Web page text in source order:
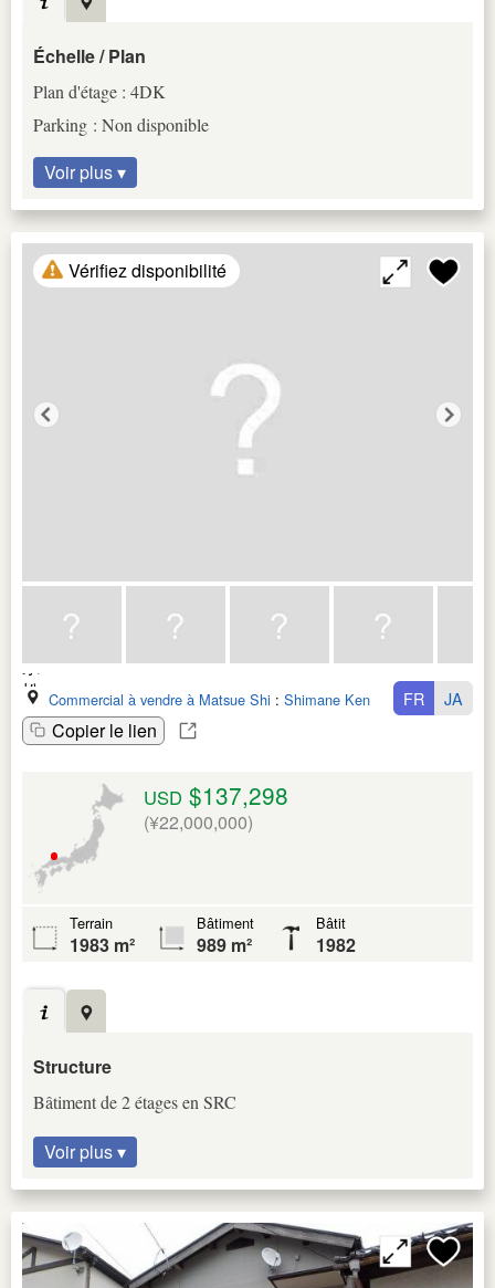
Échelle / Plan
Plan d'étage : 4DK
Parking : Non disponible
Voir plus ▾
Vérifiez disponibilité
Commercial à vendre à Matsue Shi : Shimane Ken
Copier le lien
FR JA
USD $137,298
(¥22,000,000)
Terrain
1983 m²
Bâtiment
989 m²
Bâtit
1982
Structure
Bâtiment de 2 étages en SRC
Voir plus ▾